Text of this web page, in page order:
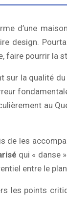
d’une
design.
faire pourrir la
la qualité
au
de les
qui « danse
entre le
points